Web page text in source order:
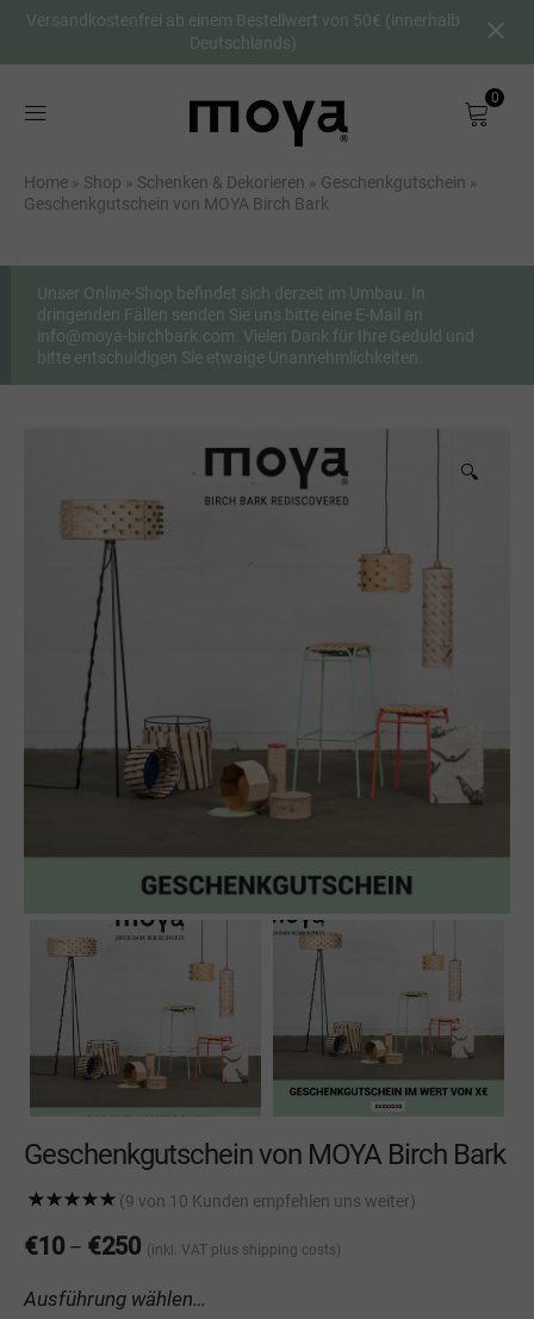
Versandkostenfrei ab einem Bestellwert von 50€ (innerhalb
Deutschlands)
0
Shop
Über uns
Birkenrinde
DE
Home » Shop » Schenken & Dekorieren » Geschenkgutschein »
Geschenkgutschein von MOYA Birch Bark
Unser Online-Shop befindet sich derzeit im Umbau. In
dringenden Fällen senden Sie uns bitte eine E-Mail an
info@moya-birchbark.com. Vielen Dank für Ihre Geduld und
bitte entschuldigen Sie etwaige Unannehmlichkeiten.
🔍
Geschenkgutschein von MOYA Birch Bark
out of 5 based
on customer
(9 von 10 Kunden empfehlen uns weiter)
€10 – €250 (inkl. VAT plus shipping costs)
Ausführung wählen…